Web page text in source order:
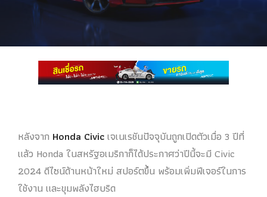
หลังจาก Honda Civicเจเนเรชันปัจจุบันถูกเปิดตัวเมื่อ 3 ปีที่
แล้ว Honda ในสหรัฐอเมริกาก็ได้ประกาศว่าปีนี้จะมี Civic
2024 ดีไซน์ด้านหน้าใหม่ สปอร์ตขึ้น พร้อมเพิ่มฟีเจอร์ในการ
ใช้งาน และขุมพลังไฮบริด